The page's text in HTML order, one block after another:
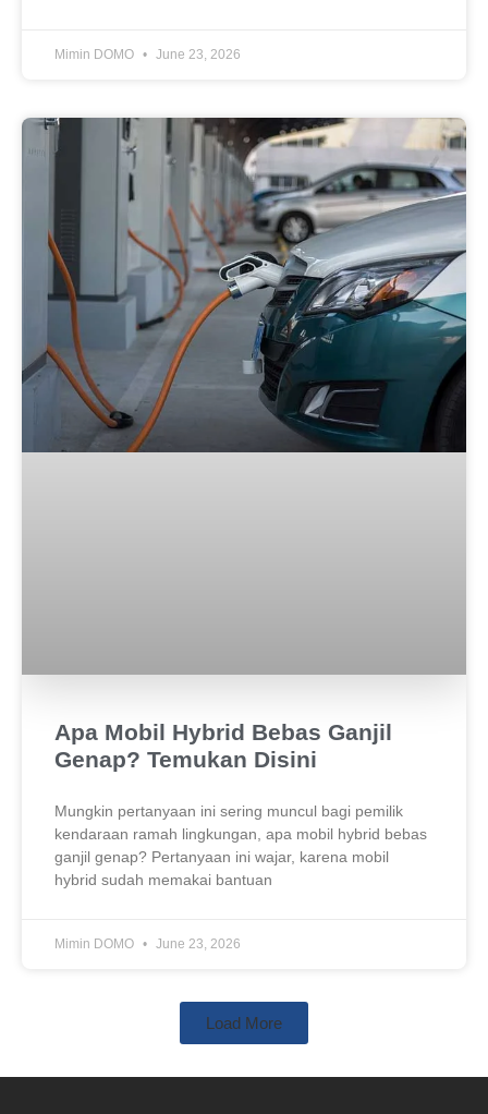
Mimin DOMO June 23, 2026
Apa Mobil Hybrid Bebas Ganjil
Genap? Temukan Disini
Mungkin pertanyaan ini sering muncul bagi pemilik
kendaraan ramah lingkungan, apa mobil hybrid bebas
ganjil genap? Pertanyaan ini wajar, karena mobil
hybrid sudah memakai bantuan
Mimin DOMO June 23, 2026
Load More